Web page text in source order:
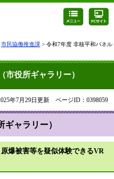
市民協働推進課 > 令和7年度 非核平和パネル
市役所ギャラリー）
年7月29日更新 ページID：0398059
ャラリー）
爆被害等を疑似体験できるVR